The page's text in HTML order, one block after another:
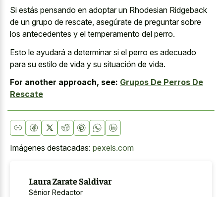
Si estás pensando en adoptar un Rhodesian Ridgeback
de un grupo de rescate, asegúrate de preguntar sobre
los antecedentes y el temperamento del perro.
Esto le ayudará a determinar si el perro es adecuado
para su estilo de vida y su situación de vida.
For another approach, see: Grupos De Perros De
Rescate
Imágenes destacadas: pexels.com
Laura Zarate Saldivar
Sénior Redactor